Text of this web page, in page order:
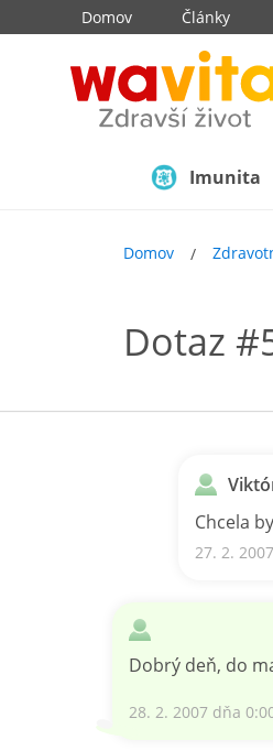
Domov Články
Imunita
Domov
Dotaz
Chcela
27. 2.
Dobrý deň, do
28. 2. 2007 dňa